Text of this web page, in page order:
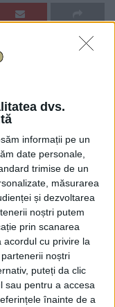
dvs.
informații pe un
date personale,
trimise de un
măsurarea
și dezvoltarea
noștri putem
prin scanarea
acordul cu privire la
noștri
puteți da clic
sau pentru a accesa
înainte de a
aceasta vor
la proba
de conducere
E. Măsura a fost
în vederea
momentul
programate la
Suceava